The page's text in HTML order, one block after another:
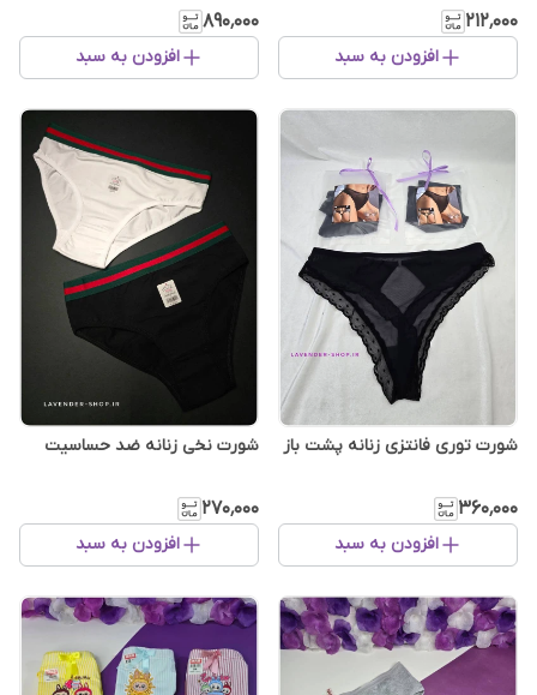
۲۱۲٬۰۰۰
افزودن به سبد
۸۹۰٬۰۰۰
افزودن به سبد
شورت توری فانتزی زنانه پشت باز
۳۶۰٬۰۰۰
افزودن به سبد
شورت نخی زنانه ضد حساسیت
۲۷۰٬۰۰۰
افزودن به سبد